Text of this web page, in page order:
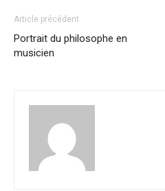
Article précédent
Portrait du philosophe en
musicien